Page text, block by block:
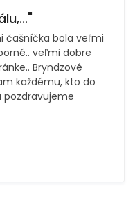
čašníčka bola veľmi
veľmi dobre
Bryndzové
každému, kto do
pozdravujeme